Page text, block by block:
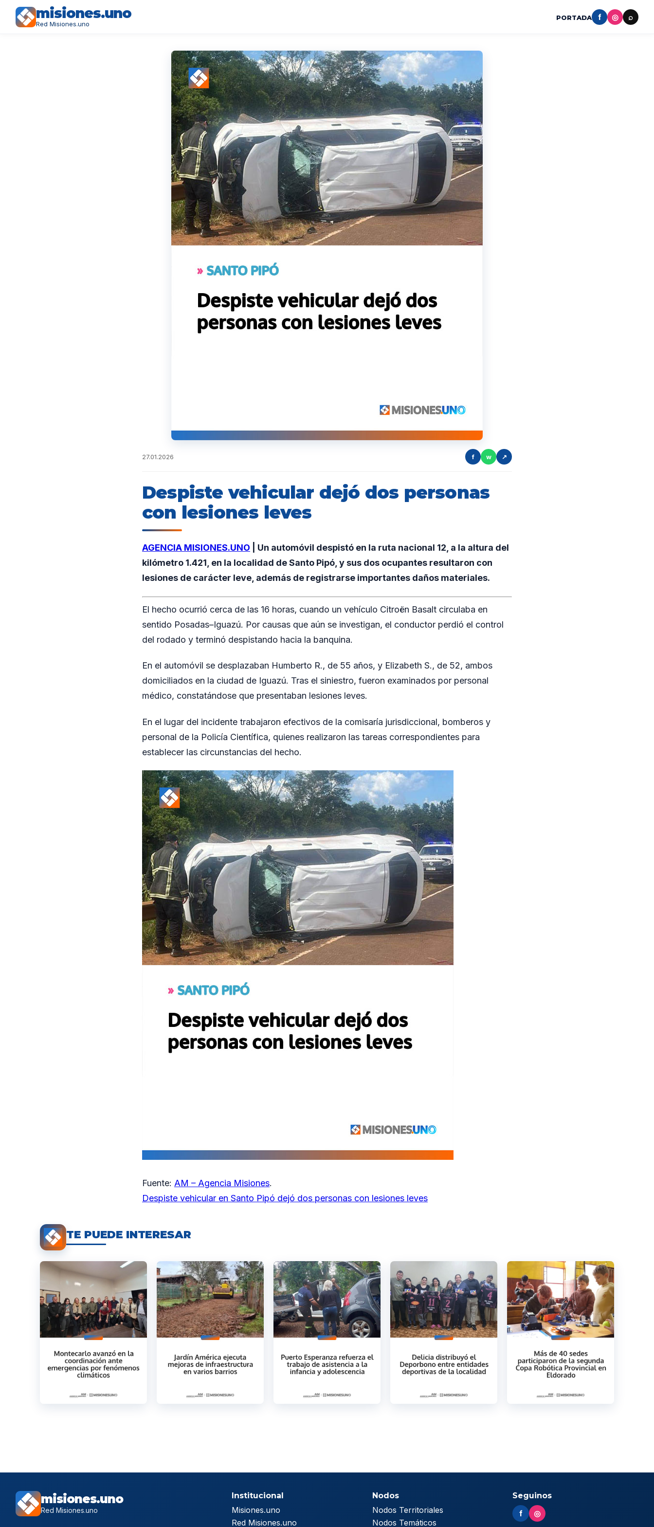
misiones.uno
Red Misiones.uno
PORTADA f ◎ ⌕
27.01.2026 f w ↗
Despiste vehicular dejó dos personas
con lesiones leves
AGENCIA MISIONES.UNO | Un automóvil despistó en la ruta nacional 12, a la altura del
kilómetro 1.421, en la localidad de Santo Pipó, y sus dos ocupantes resultaron con
lesiones de carácter leve, además de registrarse importantes daños materiales.
El hecho ocurrió cerca de las 16 horas, cuando un vehículo Citroën Basalt circulaba en
sentido Posadas–Iguazú. Por causas que aún se investigan, el conductor perdió el control
del rodado y terminó despistando hacia la banquina.
En el automóvil se desplazaban Humberto R., de 55 años, y Elizabeth S., de 52, ambos
domiciliados en la ciudad de Iguazú. Tras el siniestro, fueron examinados por personal
médico, constatándose que presentaban lesiones leves.
En el lugar del incidente trabajaron efectivos de la comisaría jurisdiccional, bomberos y
personal de la Policía Científica, quienes realizaron las tareas correspondientes para
establecer las circunstancias del hecho.
Fuente: AM – Agencia Misiones.
Despiste vehicular en Santo Pipó dejó dos personas con lesiones leves
TE PUEDE INTERESAR
misiones.uno
Red Misiones.uno
Institucional
Misiones.uno
Red Misiones.uno
Nodos
Nodos Territoriales
Nodos Temáticos
Seguinos
f ◎